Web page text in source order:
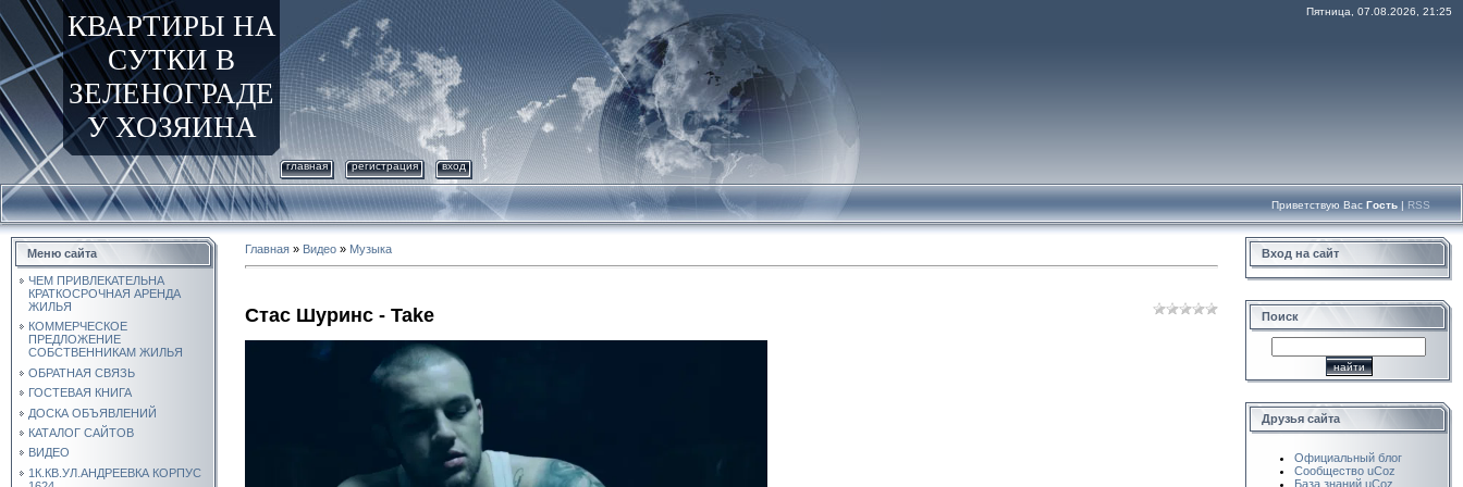
КВАРТИРЫ НА
СУТКИ В
ЗЕЛЕНОГРАДЕ
У ХОЗЯИНА
Пятница, 07.08.2026, 21:25
главная регистрация вход
Приветствую Вас Гость | RSS
Меню сайта
ЧЕМ ПРИВЛЕКАТЕЛЬНА
КРАТКОСРОЧНАЯ АРЕНДА
ЖИЛЬЯ
КОММЕРЧЕСКОЕ
ПРЕДЛОЖЕНИЕ
СОБСТВЕННИКАМ ЖИЛЬЯ
ОБРАТНАЯ СВЯЗЬ
ГОСТЕВАЯ КНИГА
ДОСКА ОБЪЯВЛЕНИЙ
КАТАЛОГ САЙТОВ
ВИДЕО
1К.КВ.УЛ.АНДРЕЕВКА КОРПУС
Главная » Видео » Музыка
Стас Шуринс - Take
Вход на сайт
Поиск
Друзья сайта
Официальный блог
Сообщество uCoz
База знаний uCoz